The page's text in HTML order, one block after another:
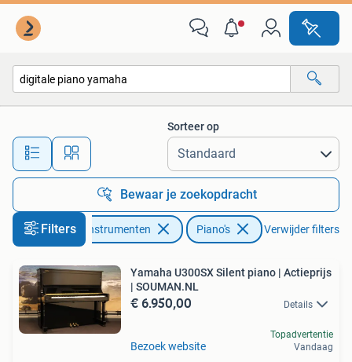
Alle afstanden…
Sorteer op
Bewaar je zoekopdracht
Filters
Muziek en Instrumenten Piano's Verwijder filters
Yamaha U300SX Silent piano | Actieprijs
| SOUMAN.NL
€ 6.950,00 Details
Bezoek website
Topadvertentie
Vandaag